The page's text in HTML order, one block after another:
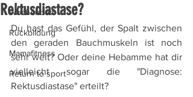
Wochenbett
Rückbildung
Mamafitness
Return to sport
Rektusdiastase?
Du hast das Gefühl, der Spalt zwischen
den geraden Bauchmuskeln ist noch
sehr weit? Oder deine Hebamme hat dir
vielleicht sogar die "Diagnose:
Rektusdiastase" erteilt?